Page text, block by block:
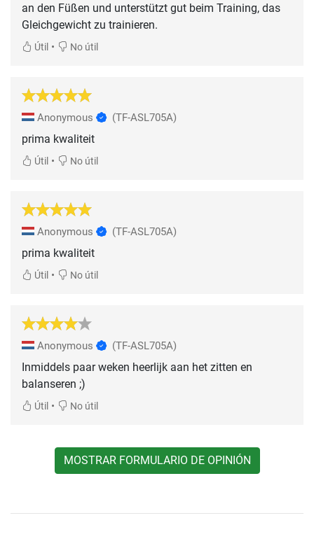
an den Füßen und unterstützt gut beim Training, das
Gleichgewicht zu trainieren.
Útil • No útil
Anonymous (TF-ASL705A)
prima kwaliteit
Útil • No útil
Anonymous (TF-ASL705A)
prima kwaliteit
Útil • No útil
Anonymous (TF-ASL705A)
Inmiddels paar weken heerlijk aan het zitten en
balanseren ;)
Útil • No útil
MOSTRAR FORMULARIO DE OPINIÓN